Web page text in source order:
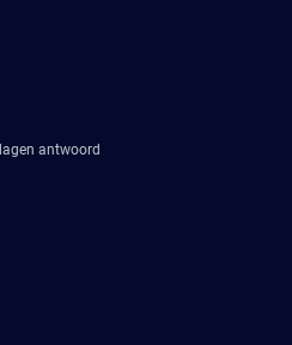
antwoord